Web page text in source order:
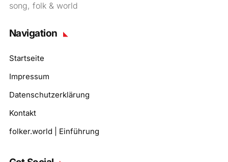
song, folk & world
Navigation
Startseite
Impressum
Datenschutzerklärung
Kontakt
folker.world | Einführung